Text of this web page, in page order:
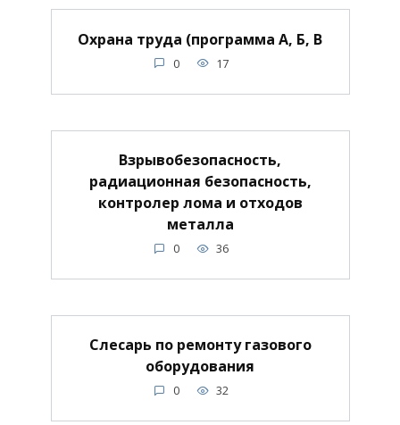
Охрана труда (программа А, Б, В
0 17
Взрывобезопасность,
радиационная безопасность,
контролер лома и отходов
металла
0 36
Слесарь по ремонту газового
оборудования
0 32